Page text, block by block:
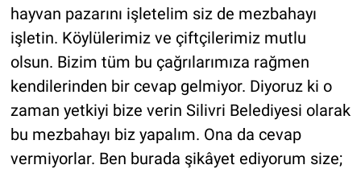
hayvan pazarını işletelim siz de mezbahayı
işletin. Köylülerimiz ve çiftçilerimiz mutlu
olsun. Bizim tüm bu çağrılarımıza rağmen
kendilerinden bir cevap gelmiyor. Diyoruz ki o
zaman yetkiyi bize verin Silivri Belediyesi olarak
bu mezbahayı biz yapalım. Ona da cevap
vermiyorlar. Ben burada şikâyet ediyorum size;